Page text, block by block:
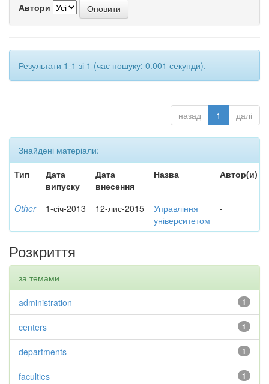
Автори
Результати 1-1 зі 1 (час пошуку: 0.001 секунди).
назад 1 далі
Знайдені матеріали:
Тип
Дата
випуску
Дата
внесення
Назва Автор(и)
Other 1-січ-2013 12-лис-2015
Управління
університетом
-
Розкриття
за темами
1
administration
1
centers
1
departments
1
faculties